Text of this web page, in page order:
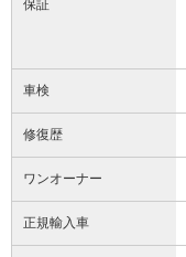
保証
車検
修復歴
ワンオーナー
正規輸入車